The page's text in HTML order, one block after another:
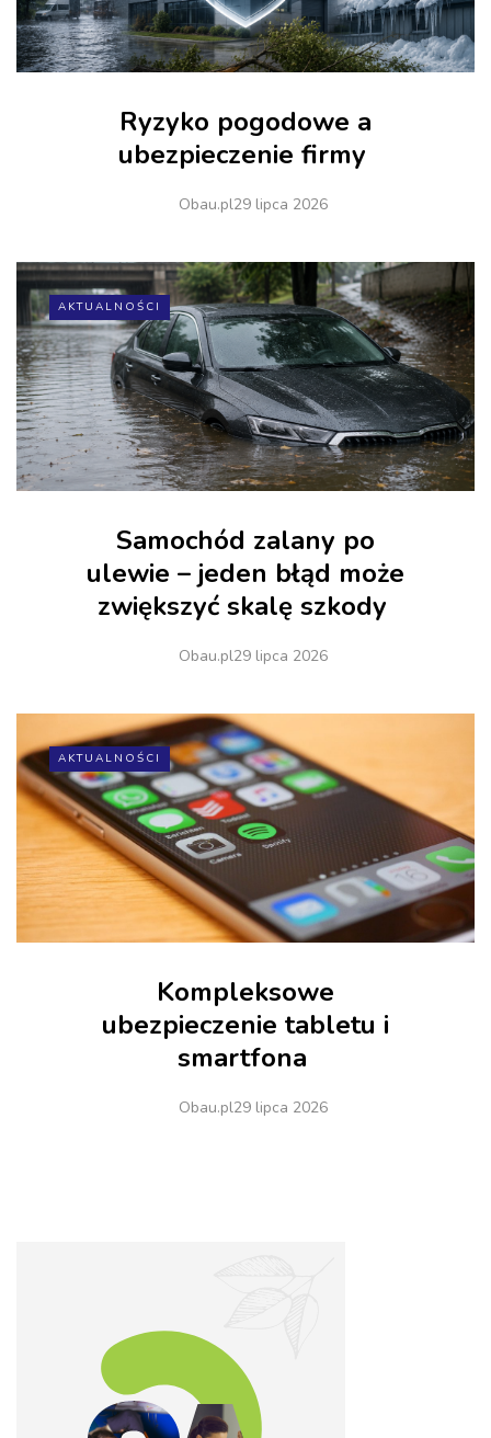
Ryzyko pogodowe a
ubezpieczenie firmy
Obau.pl29 lipca 2026
AKTUALNOŚCI
Samochód zalany po
ulewie – jeden błąd może
zwiększyć skalę szkody
Obau.pl29 lipca 2026
AKTUALNOŚCI
Kompleksowe
ubezpieczenie tabletu i
smartfona
Obau.pl29 lipca 2026